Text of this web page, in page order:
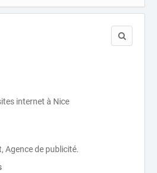
internet à Nice
Agence de publicité.